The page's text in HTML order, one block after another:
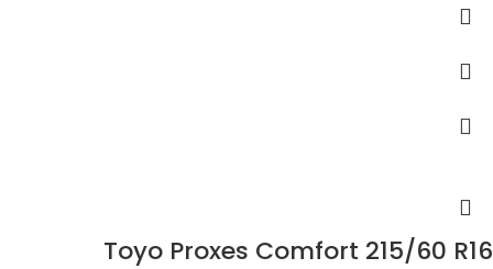
Toyo Proxes Comfort 215/60 R16